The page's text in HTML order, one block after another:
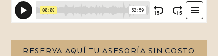
RESERVA AQUÍ TU ASESORÍA SIN COSTO